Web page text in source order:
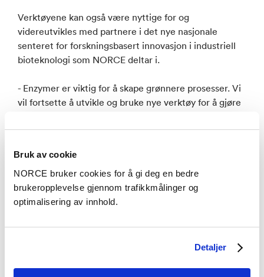
Bruk av cookie
NORCE bruker cookies for å gi deg en bedre
brukeropplevelse gjennom trafikkmålinger og
optimalisering av innhold.
Detaljer
Verktøyene kan også være nyttige for og
videreutvikles med partnere i det nye nasjonale
senteret for forskningsbasert innovasjon i industriell
bioteknologi som NORCE deltar i.
- Enzymer er viktig for å skape grønnere prosesser. Vi
vil fortsette å utvikle og bruke nye verktøy for å gjøre
sier forskningsleder Gro Bjerga.
Referanse